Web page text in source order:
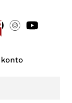
konto